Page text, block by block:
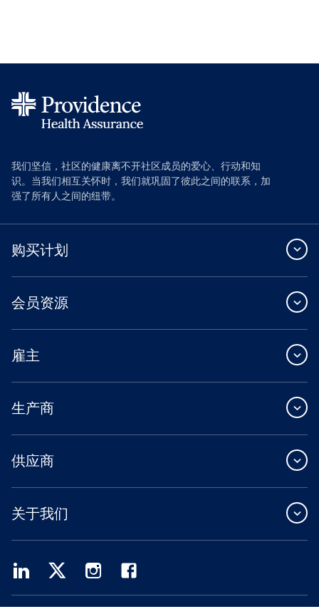
我们坚信，社区的健康离不开社区成员的爱心、行动和知
识。当我们相互关怀时，我们就巩固了彼此之间的联系，加
强了所有人之间的纽带。
购买计划
会员资源
雇主
生产商
供应商
关于我们